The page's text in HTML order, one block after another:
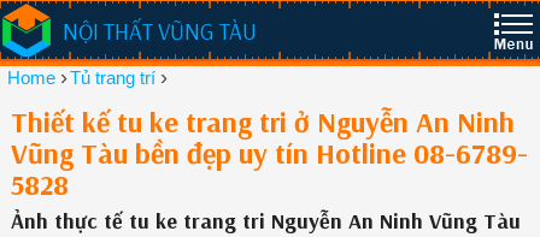
NỘI THẤT VŨNG TÀU
Home ›Tủ trang trí ›
Thiết kế tu ke trang tri ở Nguyễn An Ninh
Vũng Tàu bền đẹp uy tín Hotline 08-6789-
5828
Ảnh thực tế tu ke trang tri Nguyễn An Ninh Vũng Tàu